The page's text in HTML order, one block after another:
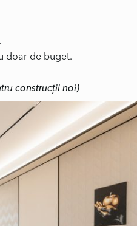
doar de buget.
construcții noi)